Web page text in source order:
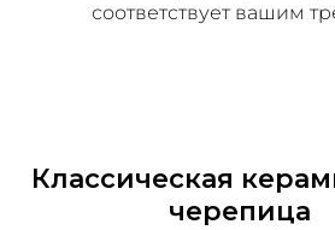
соответствует вашим
Классическая
черепица